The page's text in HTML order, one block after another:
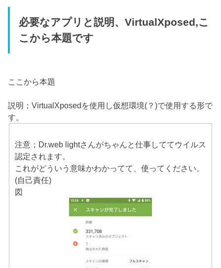
必要なアプリと説明、VirtualXposed,こ
こから本題です
ここから本題
説明；VirtualXposedを使用し仮想環境(？)で使用する形で
す。
注意；Dr.web lightさんがちゃんと仕事しててウイルス
認定されます。
これがどういう意味かわかってて、使ってください。
(自己責任)
図